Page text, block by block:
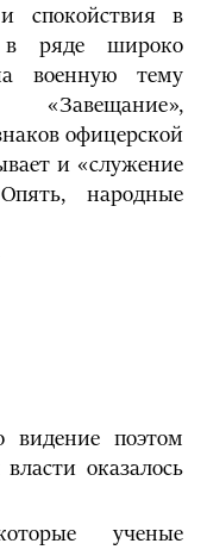
спокойствия в
в ряде широко
военную тему
«Завещание»,
офицерской
и «служение
народные
видение поэтом
оказалось
ученые